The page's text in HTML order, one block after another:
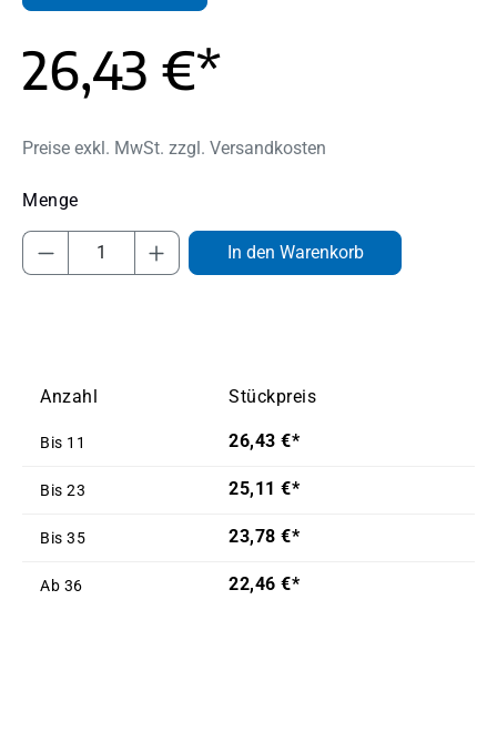
26,43 €*
Preise exkl. MwSt. zzgl. Versandkosten
Produkt Anzahl: Gib den gewünschten
In den Warenkorb
Anzahl Stückpreis
Bis 11 26,43 €*
Bis 23 25,11 €*
Bis 35 23,78 €*
Ab 36 22,46 €*